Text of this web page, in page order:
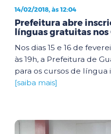
14/02/2018, às 12:04
Prefeitura abre
línguas gratuitas nos
Nos dias 15 e 16 de
às 19h, a Prefeitura de
para os cursos de língua
[saiba mais]